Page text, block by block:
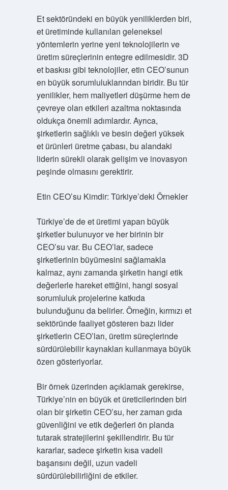
Et sektöründeki en büyük yeniliklerden biri,
et üretiminde kullanılan geleneksel
yöntemlerin yerine yeni teknolojilerin ve
üretim süreçlerinin entegre edilmesidir. 3D
et baskısı gibi teknolojiler, etin CEO’sunun
en büyük sorumluluklarından biridir. Bu tür
yenilikler, hem maliyetleri düşürme hem de
çevreye olan etkileri azaltma noktasında
oldukça önemli adımlardır. Ayrıca,
şirketlerin sağlıklı ve besin değeri yüksek
et ürünleri üretme çabası, bu alandaki
liderin sürekli olarak gelişim ve inovasyon
peşinde olmasını gerektirir.
Etin CEO’su Kimdir: Türkiye’deki Örnekler
Türkiye’de de et üretimi yapan büyük
şirketler bulunuyor ve her birinin bir
CEO’su var. Bu CEO’lar, sadece
şirketlerinin büyümesini sağlamakla
kalmaz, aynı zamanda şirketin hangi etik
değerlerle hareket ettiğini, hangi sosyal
sorumluluk projelerine katkıda
bulunduğunu da belirler. Örneğin, kırmızı et
sektöründe faaliyet gösteren bazı lider
şirketlerin CEO’ları, üretim süreçlerinde
sürdürülebilir kaynakları kullanmaya büyük
özen gösteriyorlar.
Bir örnek üzerinden açıklamak gerekirse,
Türkiye’nin en büyük et üreticilerinden biri
olan bir şirketin CEO’su, her zaman gıda
güvenliğini ve etik değerleri ön planda
tutarak stratejilerini şekillendirir. Bu tür
kararlar, sadece şirketin kısa vadeli
başarısını değil, uzun vadeli
sürdürülebilirliğini de etkiler.